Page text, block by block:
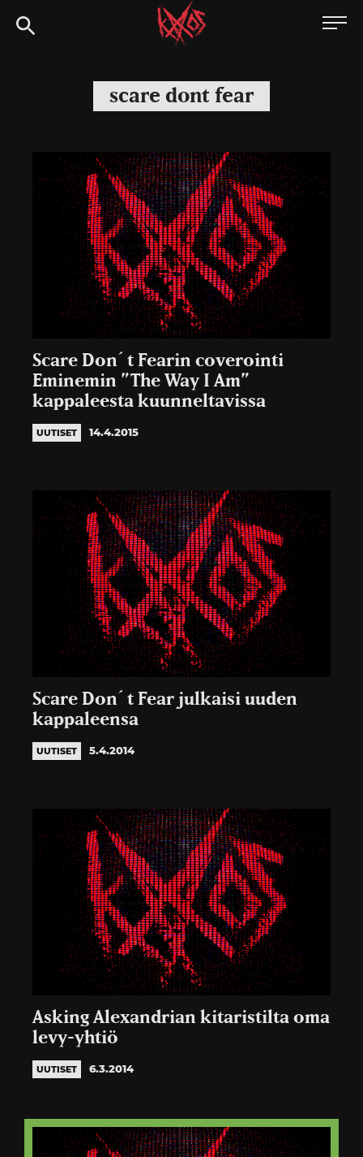
Siirry
suoraan
Kaaoszine
scare dont fear
Scare Don´t Fearin coverointi
Eminemin ”The Way I Am”
kappaleesta kuunneltavissa
UUTISET 14.4.2015
Scare Don´t Fear julkaisi uuden
kappaleensa
UUTISET 5.4.2014
Asking Alexandrian kitaristilta oma
levy-yhtiö
UUTISET 6.3.2014